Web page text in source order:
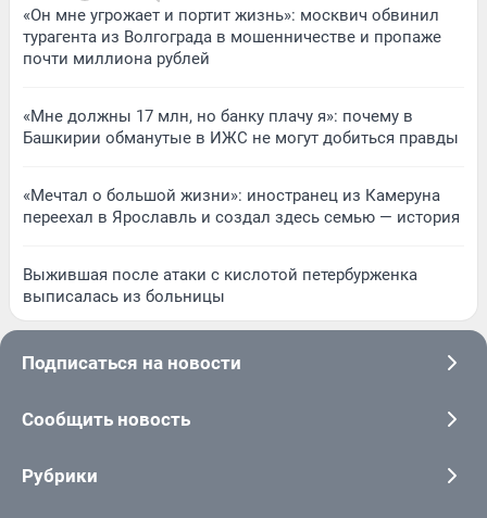
«Он мне угрожает и портит жизнь»: москвич обвинил
турагента из Волгограда в мошенничестве и пропаже
почти миллиона рублей
«Мне должны 17 млн, но банку плачу я»: почему в
Башкирии обманутые в ИЖС не могут добиться правды
«Мечтал о большой жизни»: иностранец из Камеруна
переехал в Ярославль и создал здесь семью — история
Выжившая после атаки с кислотой петербурженка
выписалась из больницы
Подписаться на новости
Сообщить новость
Рубрики